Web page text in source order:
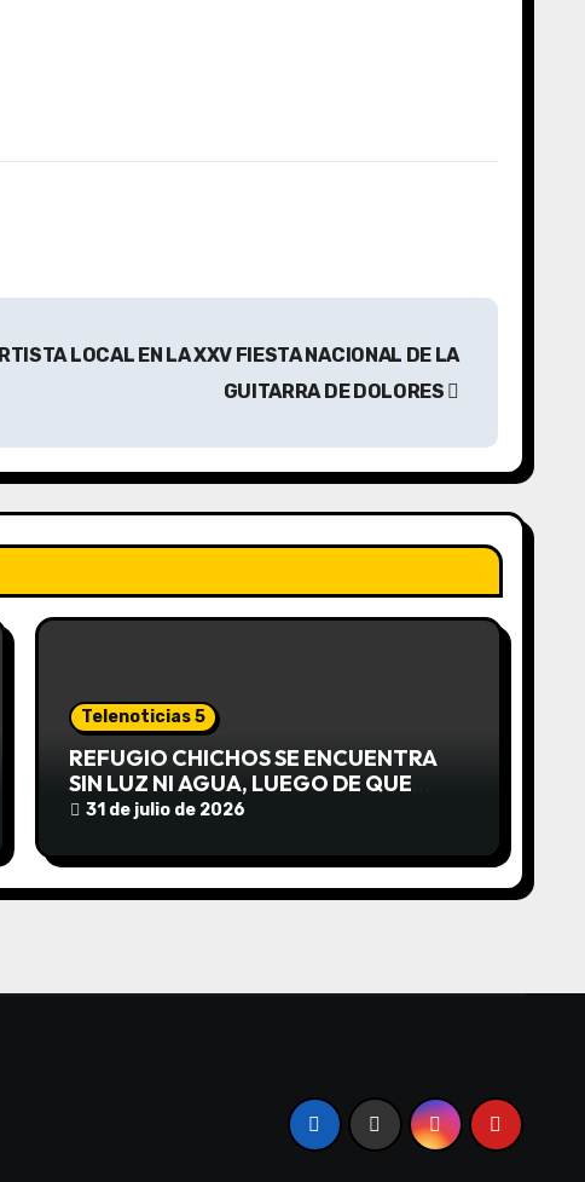
LOCAL EN LA XXV FIESTA NACIONAL DE LA
GUITARRA DE DOLORES
Telenoticias 5
REFUGIO CHICHOS SE ENCUENTRA
SIN LUZ NI AGUA, LUEGO DE QUE
EDEA CORTARA EL SUMINISTRO SIN
31 de julio de 2026